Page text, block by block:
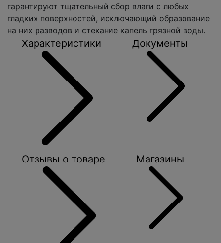
гарантируют тщательный сбор влаги с любых
гладких поверхностей, исключающий образование
на них разводов и стекание капель грязной воды.
Характеристики Документы
Отзывы о товаре Магазины